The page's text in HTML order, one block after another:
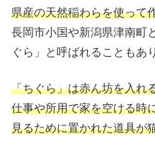
県産の天然稲わらを使って
長岡市小国や新潟県津南町
ぐら」と呼ばれることもあ
「ちぐら」は赤ん坊を入れ
仕事や所用で家を空ける時
見るために置かれた道具が